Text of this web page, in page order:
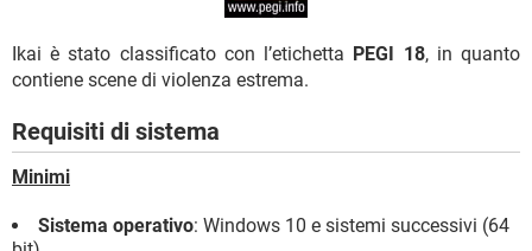
Ikai è stato classificato con l’etichetta PEGI 18, in quanto
contiene scene di violenza estrema.
Requisiti di sistema
Minimi
Sistema operativo: Windows 10 e sistemi successivi (64